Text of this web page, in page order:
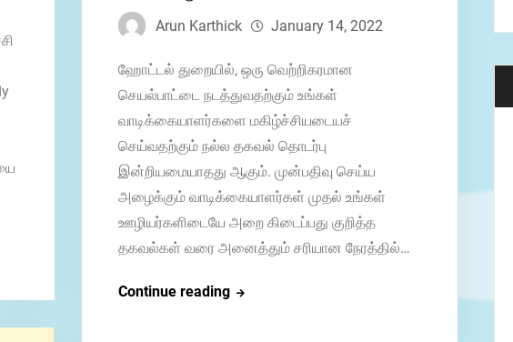
Arun Karthick January 14, 2022
ஹோட்டல் துறையில், ஒரு வெற்றிகரமான
செயல்பாட்டை நடத்துவதற்கும் உங்கள்
வாடிக்கையாளர்களை மகிழ்ச்சியடையச்
செய்வதற்கும் நல்ல தகவல் தொடர்பு
இன்றியமையாதது ஆகும். முன்பதிவு செய்ய
அழைக்கும் வாடிக்கையாளர்கள் முதல் உங்கள்
ஊழியர்களிடையே அறை கிடைப்பது குறித்த
தகவல்கள் வரை அனைத்தும் சரியான நேரத்தில்…
Continue readingஹோட்டல்